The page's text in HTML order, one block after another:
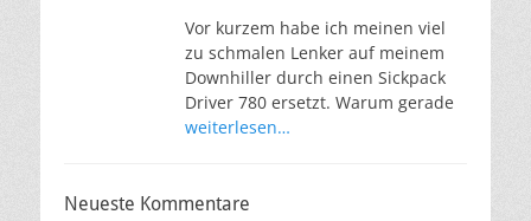
Vor kurzem habe ich meinen viel
zu schmalen Lenker auf meinem
Downhiller durch einen Sickpack
Driver 780 ersetzt. Warum gerade
weiterlesen…
Neueste Kommentare